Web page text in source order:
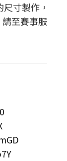
寸製作，
至賽事服